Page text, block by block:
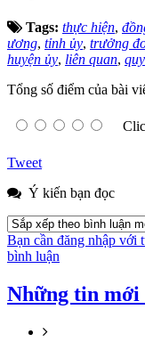
Tags: thực hiện,
ương, tỉnh ủy, trưởng
huyện ủy, liên quan,
Tổng số điểm của bài
Tweet
Ý kiến bạn đọc
Bạn cần đăng nhập với
bình luận
Những tin mới